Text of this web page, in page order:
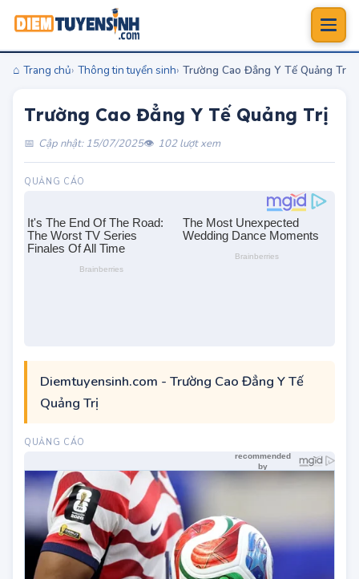
Trang chủ Thông tin tuyển sinh Trường Cao Đẳng Y Tế Quảng Trị
Trường Cao Đẳng Y Tế Quảng Trị
Cập nhật: 15/07/2025 102 lượt xem